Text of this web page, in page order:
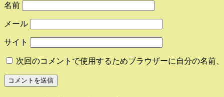
名前
メール
サイト
次回のコメントで使用するためブラウザーに自分の名前